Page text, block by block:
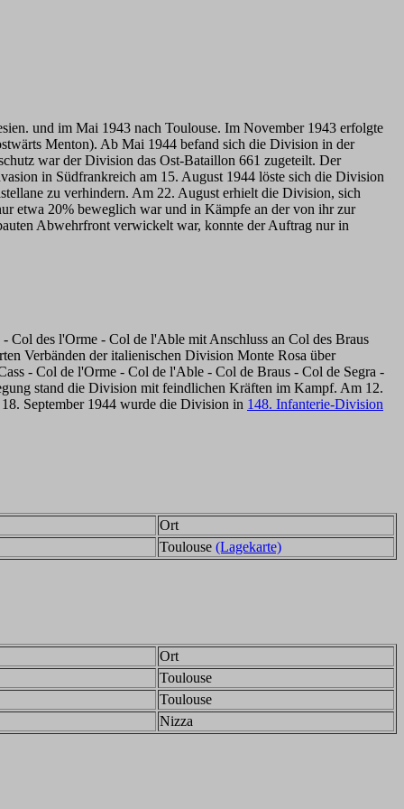
und im Mai 1943 nach Toulouse. Im November 1943 erfolgte
Menton). Ab Mai 1944 befand sich die Division in der
war der Division das Ost-Bataillon 661 zugeteilt. Der
in Südfrankreich am 15. August 1944 löste sich die Division
zu verhindern. Am 22. August erhielt die Division, sich
etwa 20% beweglich war und in Kämpfe an der von ihr zur
Abwehrfront verwickelt war, konnte der Auftrag nur in
Col des l'Orme - Col de l'Able mit Anschluss an Col des Braus
Verbänden der italienischen Division Monte Rosa über
- Col de l'Orme - Col de l'Able - Col de Braus - Col de Segra -
stand die Division mit feindlichen Kräften im Kampf. Am 12.
September 1944 wurde die Division in 148. Infanterie-Division
Ort
Toulouse (Lagekarte)
Ort
Toulouse
Toulouse
Nizza